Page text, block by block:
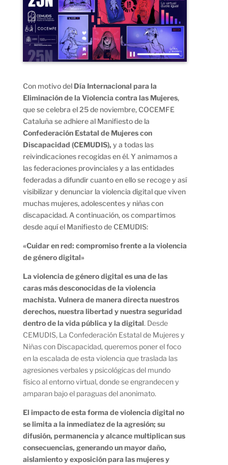
Con motivo del Día Internacional para la
Eliminación de la Violencia contra las Mujeres,
que se celebra el 25 de noviembre, COCEMFE
Cataluña se adhiere al Manifiesto de la
Confederación Estatal de Mujeres con
Discapacidad (CEMUDIS), y a todas las
reivindicaciones recogidas en él. Y animamos a
las federaciones provinciales y a las entidades
federadas a difundir cuanto en ello se recoge y así
visibilizar y denunciar la violencia digital que viven
muchas mujeres, adolescentes y niñas con
discapacidad. A continuación, os compartimos
desde aquí el Manifiesto de CEMUDIS:
«Cuidar en red: compromiso frente a la violencia
de género digital»
La violencia de género digital es una de las
caras más desconocidas de la violencia
machista. Vulnera de manera directa nuestros
derechos, nuestra libertad y nuestra seguridad
dentro de la vida pública y la digital. Desde
CEMUDIS, La Confederación Estatal de Mujeres y
Niñas con Discapacidad, queremos poner el foco
en la escalada de esta violencia que traslada las
agresiones verbales y psicológicas del mundo
físico al entorno virtual, donde se engrandecen y
amparan bajo el paraguas del anonimato.
El impacto de esta forma de violencia digital no
se limita a la inmediatez de la agresión; su
difusión, permanencia y alcance multiplican sus
consecuencias, generando un mayor daño,
aislamiento y exposición para las mujeres y